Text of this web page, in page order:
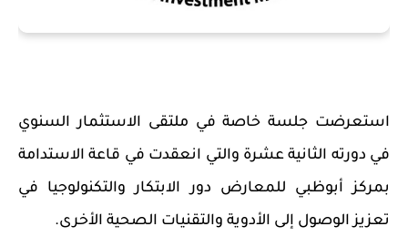
استعرضت جلسة خاصة في ملتقى الاستثمار السنوي
في دورته الثانية عشرة والتي انعقدت في قاعة الاستدامة
بمركز أبوظبي للمعارض دور الابتكار والتكنولوجيا في
تعزيز الوصول إلى الأدوية والتقنيات الصحية الأخرى.